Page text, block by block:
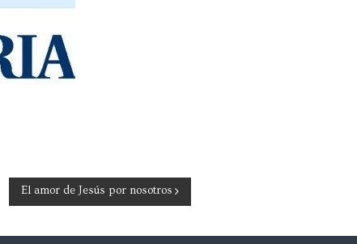
El amor de Jesús por nosotros